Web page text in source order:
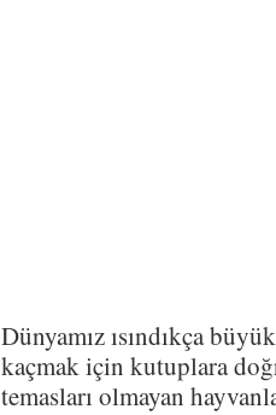
Dünyamız ısındıkça
kaçmak için kutuplara
temasları olmayan